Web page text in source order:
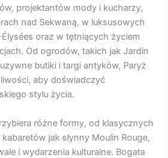
projektantów mody i kucharzy,
nad Sekwaną, w luksusowych
oraz w tętniących życiem
Od ogrodów, takich jak Jardin
butiki i targi antyków, Paryż
aby doświadczyć
stylu życia.
różne formy, od klasycznych
jak słynny Moulin Rouge,
i wydarzenia kulturalne. Bogata